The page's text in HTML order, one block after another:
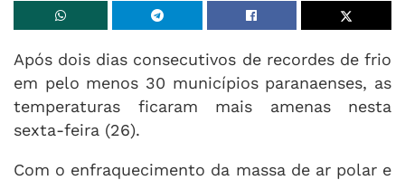
Após dois dias consecutivos de recordes de frio
em pelo menos 30 municípios paranaenses, as
temperaturas ficaram mais amenas nesta
sexta-feira (26).
Com o enfraquecimento da massa de ar polar e